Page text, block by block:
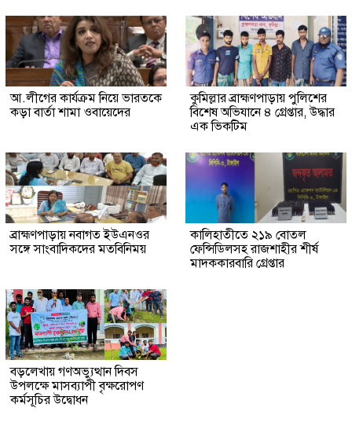
আ.লীগের কার্যক্রম নিয়ে ভারতকে
কড়া বার্তা শামা ওবায়েদের
কুমিল্লার ব্রাহ্মণপাড়ায় পুলিশের
বিশেষ অভিযানে ৪ গ্রেপ্তার, উদ্ধার
এক ভিকটিম
ব্রাহ্মণপাড়ায় নবাগত ইউএনওর
সঙ্গে সাংবাদিকদের মতবিনিময়
কালিহাতীতে ২১৯ বোতল
ফেন্সিডিলসহ রাজশাহীর শীর্ষ
মাদককারবারি গ্রেপ্তার
বড়লেখায় গণঅভ্যুত্থান দিবস
উপলক্ষে মাসব্যাপী বৃক্ষরোপণ
কর্মসূচির উদ্বোধন